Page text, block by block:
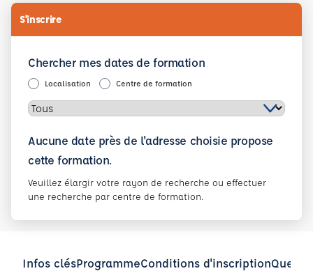
S'inscrire
Chercher mes dates de formation
Localisation Centre de formation
Aucune date près de l'adresse choisie propose
cette formation.
Veuillez élargir votre rayon de recherche ou effectuer
une recherche par centre de formation.
Infos clésProgrammeConditions d'inscription